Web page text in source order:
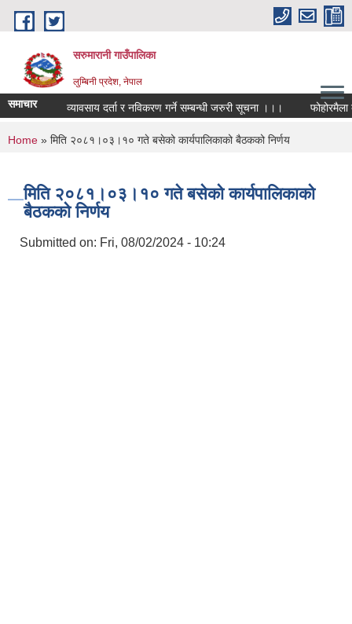
Skip to main content
सरुमारानी गाउँपालिका
लुम्बिनी प्रदेश, नेपाल
समाचार व्यावसाय दर्ता र नविकरण गर्ने सम्बन्धी जरुरी सूचना ।।। फोहोरमैला
You are here
Home » मिति २०८१।०३।१० गते बसेको कार्यपालिकाको बैठकको निर्णय
मिति २०८१।०३।१० गते बसेको कार्यपालिकाको
बैठकको निर्णय
Submitted on: Fri, 08/02/2024 - 10:24